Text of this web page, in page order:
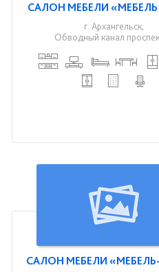
САЛОН МЕБЕЛИ «МЕБЕЛЬ
г. Архангельск,
Обводный канал
САЛОН МЕБЕЛИ